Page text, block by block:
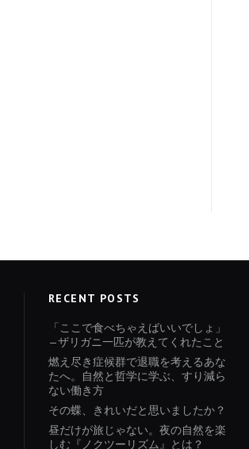
RECENT POSTS
「ここで食べちゃえばいいでしょ」
—ザリガニ一匹が教えてくれたこと
燃え尽き症候群で退職を考えるあな
たへ。自然と哲学に学ぶ、すり減ら
ない働き方
その蝶、きれいだと思いましたか？
昼だけが旅じゃない。夜の自然を楽
しむ『ノクツーリズム』とは？